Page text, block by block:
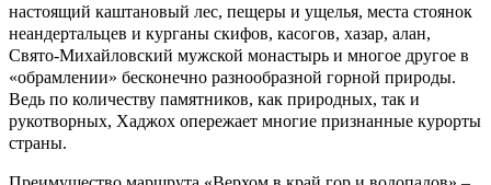
настоящий каштановый лес, пещеры и ущелья, места стоянок
неандертальцев и курганы скифов, касогов, хазар, алан,
Свято-Михайловский мужской монастырь и многое другое в
«обрамлении» бесконечно разнообразной горной природы.
Ведь по количеству памятников, как природных, так и
рукотворных, Хаджох опережает многие признанные курорты
страны.